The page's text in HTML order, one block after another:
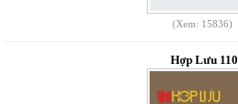
(Xem: 15836)
Hợp Lưu 110